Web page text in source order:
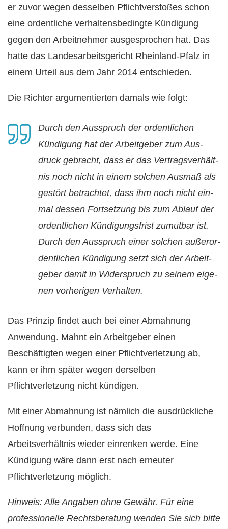
er zuvor wegen desselben Pflichtverstoßes schon
eine ordentliche verhaltensbedingte Kündigung
gegen den Arbeitnehmer ausgesprochen hat. Das
hatte das Landesarbeitsgericht Rheinland-Pfalz in
einem Urteil aus dem Jahr 2014 entschieden.
Die Richter argumentierten damals wie folgt:
Durch den Aus­spruch der or­dent­li­chen
Kündi­gung hat der Ar­beit­ge­ber zum Aus­
druck ge­bracht, dass er das Ver­trags­verhält­
nis noch nicht in ei­nem sol­chen Aus­maß als
gestört be­trach­tet, dass ihm noch nicht ein­
mal des­sen Fort­set­zung bis zum Ab­lauf der
or­dent­li­chen Kündi­gungs­frist zu­mut­bar ist.
Durch den Aus­spruch ei­ner sol­chen außer­or­
dent­li­chen Kündi­gung setzt sich der Ar­beit­
ge­ber da­mit in Wi­der­spruch zu sei­nem ei­ge­
nen vor­he­ri­gen Ver­hal­ten.
Das Prinzip findet auch bei einer Abmahnung
Anwendung. Mahnt ein Arbeitgeber einen
Beschäftigten wegen einer Pflichtverletzung ab,
kann er ihm später wegen derselben
Pflichtverletzung nicht kündigen.
Mit einer Abmahnung ist nämlich die ausdrückliche
Hoffnung verbunden, dass sich das
Arbeitsverhältnis wieder einrenken werde. Eine
Kündigung wäre dann erst nach erneuter
Pflichtverletzung möglich.
Hinweis: Alle Angaben ohne Gewähr. Für eine
professionelle Rechtsberatung wenden Sie sich bitte